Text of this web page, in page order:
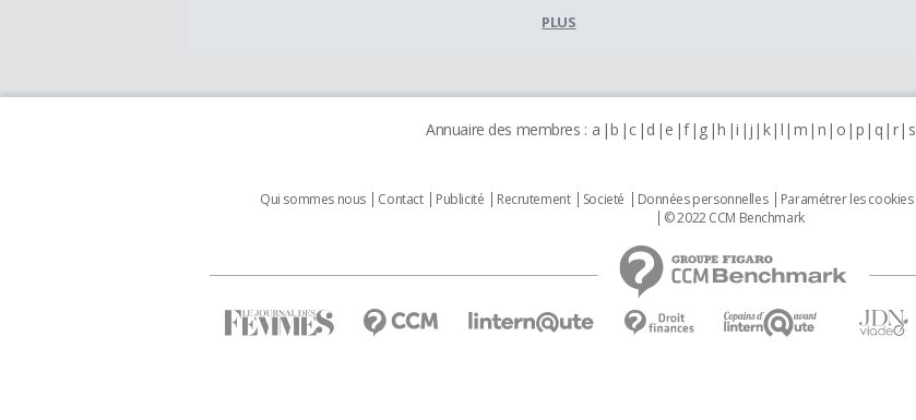
PLUS
Annuaire des membres : a b c d e f g h i j k l m n o p q r s
Qui sommes nous Contact Publicité Recrutement Societé Données personnelles Paramétrer les cookies
© 2022 CCM Benchmark